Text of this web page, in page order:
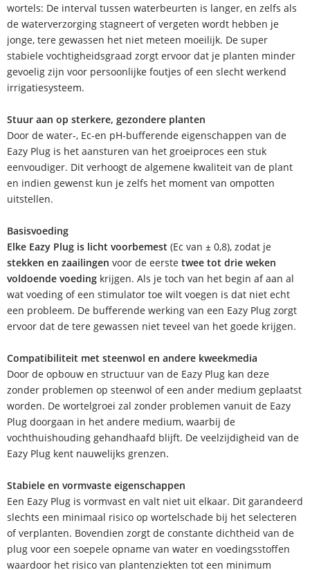
wortels: De interval tussen waterbeurten is langer, en zelfs als
de waterverzorging stagneert of vergeten wordt hebben je
jonge, tere gewassen het niet meteen moeilijk. De super
stabiele vochtigheidsgraad zorgt ervoor dat je planten minder
gevoelig zijn voor persoonlijke foutjes of een slecht werkend
irrigatiesysteem.
Stuur aan op sterkere, gezondere planten
Door de water-, Ec-en pH-bufferende eigenschappen van de
Eazy Plug is het aansturen van het groeiproces een stuk
eenvoudiger. Dit verhoogt de algemene kwaliteit van de plant
en indien gewenst kun je zelfs het moment van ompotten
uitstellen.
Basisvoeding
Elke Eazy Plug is licht voorbemest (Ec van ± 0,8), zodat je
stekken en zaailingen voor de eerste twee tot drie weken
voldoende voeding krijgen. Als je toch van het begin af aan al
wat voeding of een stimulator toe wilt voegen is dat niet echt
een probleem. De bufferende werking van een Eazy Plug zorgt
ervoor dat de tere gewassen niet teveel van het goede krijgen.
Compatibiliteit met steenwol en andere kweekmedia
Door de opbouw en structuur van de Eazy Plug kan deze
zonder problemen op steenwol of een ander medium geplaatst
worden. De wortelgroei zal zonder problemen vanuit de Eazy
Plug doorgaan in het andere medium, waarbij de
vochthuishouding gehandhaafd blijft. De veelzijdigheid van de
Eazy Plug kent nauwelijks grenzen.
Stabiele en vormvaste eigenschappen
Een Eazy Plug is vormvast en valt niet uit elkaar. Dit garandeerd
slechts een minimaal risico op wortelschade bij het selecteren
of verplanten. Bovendien zorgt de constante dichtheid van de
plug voor een soepele opname van water en voedingsstoffen
waardoor het risico van plantenziekten tot een minimum